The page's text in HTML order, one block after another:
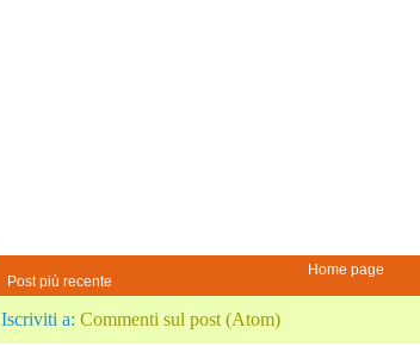
Post più recente
Home page
Iscriviti a: Commenti sul post (Atom)